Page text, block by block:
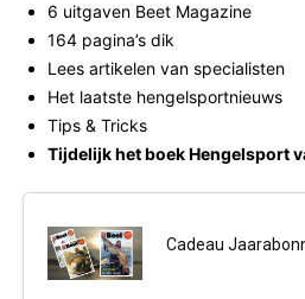
6 uitgaven Beet Magazine
164 pagina’s dik
Lees artikelen van specialisten
Het laatste hengelsportnieuws
Tips & Tricks
Tijdelijk het boek Hengelsport
Cadeau